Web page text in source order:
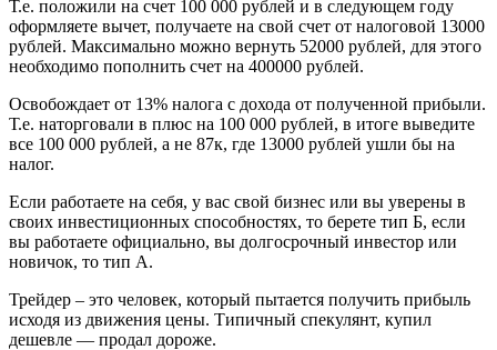
Т.е. положили на счет 100 000 рублей и в следующем году
оформляете вычет, получаете на свой счет от налоговой 13000
рублей. Максимально можно вернуть 52000 рублей, для этого
необходимо пополнить счет на 400000 рублей.
Освобождает от 13% налога с дохода от полученной прибыли.
Т.е. наторговали в плюс на 100 000 рублей, в итоге выведите
все 100 000 рублей, а не 87к, где 13000 рублей ушли бы на
налог.
Если работаете на себя, у вас свой бизнес или вы уверены в
своих инвестиционных способностях, то берете тип Б, если
вы работаете официально, вы долгосрочный инвестор или
новичок, то тип А.
Трейдер – это человек, который пытается получить прибыль
исходя из движения цены. Типичный спекулянт, купил
дешевле — продал дороже.